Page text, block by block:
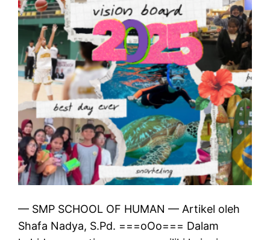
— SMP SCHOOL OF HUMAN — Artikel oleh
Shafa Nadya, S.Pd. ===oOo=== Dalam